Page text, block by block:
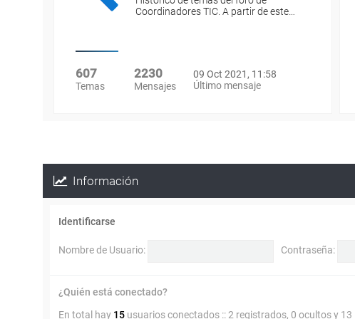
Coordinadores TIC. A partir de este…
607
Temas
2230
Mensajes
09 Oct 2021, 11:58
Último mensaje
Información
Identificarse
Nombre de Usuario: Contraseña:
¿Quién está conectado?
En total hay 15 usuarios conectados :: 2 registrados, 0 ocultos y